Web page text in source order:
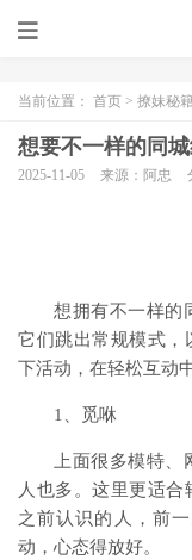
当前位置： 首页 > 撩妹秘籍
想要不一样的同
2025-11-05 来源：阿忠
想拥有不一样的
它们跳出常规模式，
下活动，在轻松互动
1、觅咻
上面很多模特
人也多。这里更适
之前认识的人，前
动，心态得放好。